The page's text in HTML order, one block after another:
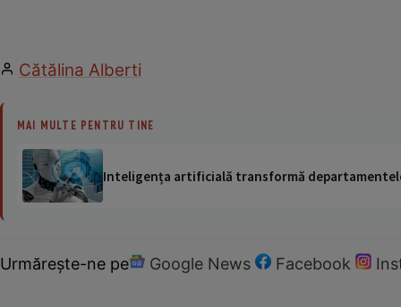
Cătălina Alberti
MAI MULTE PENTRU TINE
Inteligența artificială transformă
Urmărește-ne pe Google News Facebook